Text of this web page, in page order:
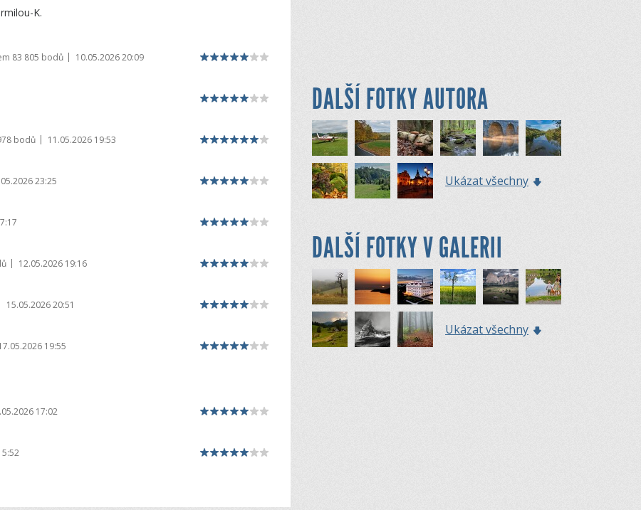
K.
83 805 bodů | 10.05.2026 20:09
bodů | 11.05.2026 19:53
23:25
| 12.05.2026 19:16
15.05.2026 20:51
19:55
17:02
DALŠÍ FOTKY AUTORA
Ukázat všechny
DALŠÍ FOTKY V GALERII
Ukázat všechny